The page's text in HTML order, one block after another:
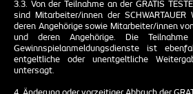
3.3. Von der Teilnahme an der GRATIS
sind Mitarbeiter/innen der SCHWARTAUER
deren Angehörige sowie Mitarbeiter/innen
und deren Angehörige. Die
Gewinnspielanmeldungsdienste ist
entgeltliche oder unentgeltliche
untersagt.